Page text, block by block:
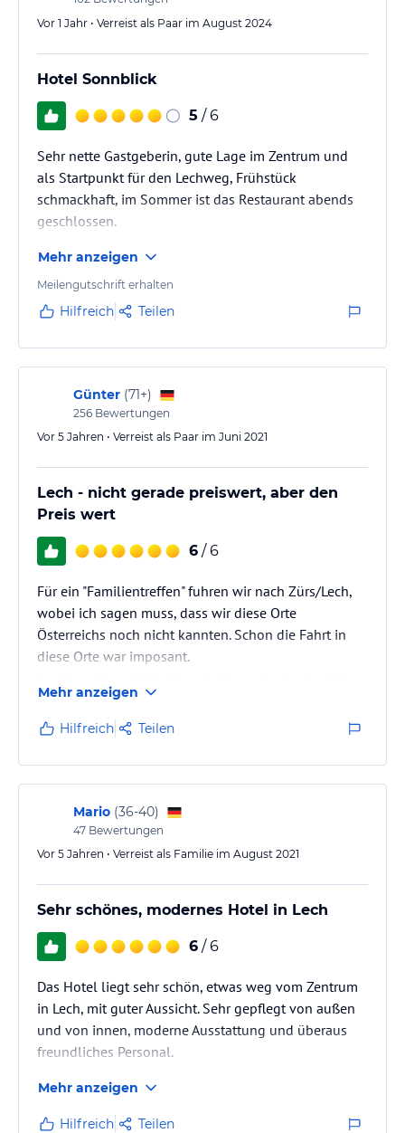
des jeweiligen Veranstalters.
Vor 1 Jahr • Verreist als Paar im August 2024
Hotel Sonnblick
5 / 6
Sehr nette Gastgeberin, gute Lage im Zentrum und
als Startpunkt für den Lechweg, Frühstück
schmackhaft, im Sommer ist das Restaurant abends
geschlossen.
Mehr anzeigen
Meilengutschrift erhalten
Hilfreich Teilen
Günter (71+)
256 Bewertungen
Vor 5 Jahren • Verreist als Paar im Juni 2021
Lech - nicht gerade preiswert, aber den
Preis wert
6 / 6
Für ein "Familientreffen" fuhren wir nach Zürs/Lech,
wobei ich sagen muss, dass wir diese Orte
Österreichs noch nicht kannten. Schon die Fahrt in
diese Orte war imposant.
aber nicht auf, so dass wir erst einmal vorbei fuhren.
Mehr anzeigen
Hilfreich Teilen
Mario (36-40)
47 Bewertungen
Vor 5 Jahren • Verreist als Familie im August 2021
Sehr schönes, modernes Hotel in Lech
6 / 6
Das Hotel liegt sehr schön, etwas weg vom Zentrum
in Lech, mit guter Aussicht. Sehr gepflegt von außen
und von innen, moderne Ausstattung und überaus
freundliches Personal.
Mehr anzeigen
Hilfreich Teilen